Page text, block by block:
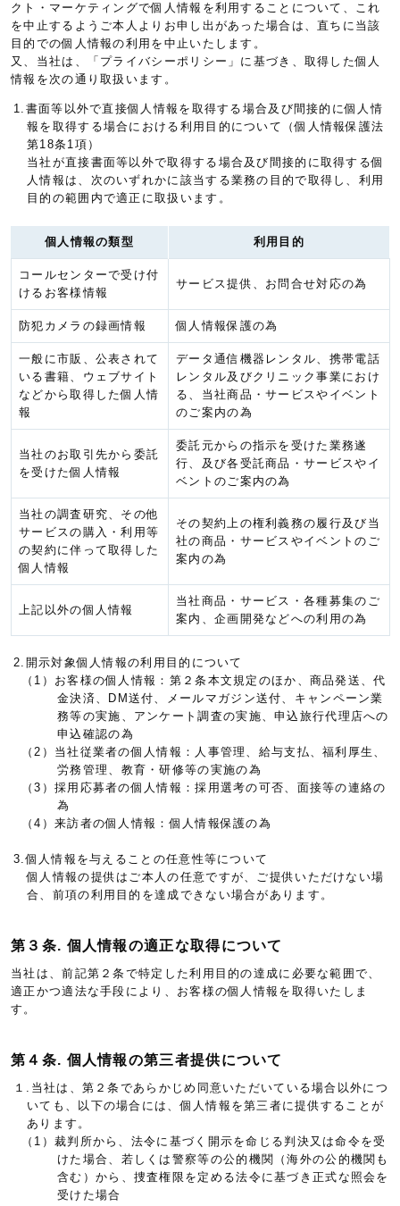
クト・マーケティングで個人情報を利用することについて、これ
を中止するようご本人よりお申し出があった場合は、直ちに当該
目的での個人情報の利用を中止いたします。
又、当社は、「プライバシーポリシー」に基づき、取得した個人
情報を次の通り取扱います。
1.書面等以外で直接個人情報を取得する場合及び間接的に個人情
報を取得する場合における利用目的について（個人情報保護法
第18条1項）
当社が直接書面等以外で取得する場合及び間接的に取得する個
人情報は、次のいずれかに該当する業務の目的で取得し、利用
目的の範囲内で適正に取扱います。
個人情報の類型 利用目的
コールセンターで受け付
けるお客様情報
サービス提供、お問合せ対応の為
防犯カメラの録画情報 個人情報保護の為
一般に市販、公表されて
いる書籍、ウェブサイト
などから取得した個人情
報
データ通信機器レンタル、携帯電話
レンタル及びクリニック事業におけ
る、当社商品・サービスやイベント
のご案内の為
当社のお取引先から委託
を受けた個人情報
委託元からの指示を受けた業務遂
行、及び各受託商品・サービスやイ
ベントのご案内の為
当社の調査研究、その他
サービスの購入・利用等
の契約に伴って取得した
個人情報
その契約上の権利義務の履行及び当
社の商品・サービスやイベントのご
案内の為
上記以外の個人情報
当社商品・サービス・各種募集のご
案内、企画開発などへの利用の為
2.開示対象個人情報の利用目的について
（1）お客様の個人情報：第２条本文規定のほか、商品発送、代
金決済、DM送付、メールマガジン送付、キャンペーン業
務等の実施、アンケート調査の実施、申込旅行代理店への
申込確認の為
（2）当社従業者の個人情報：人事管理、給与支払、福利厚生、
労務管理、教育・研修等の実施の為
（3）採用応募者の個人情報：採用選考の可否、面接等の連絡の
為
（4）来訪者の個人情報：個人情報保護の為
3.個人情報を与えることの任意性等について
個人情報の提供はご本人の任意ですが、ご提供いただけない場
合、前項の利用目的を達成できない場合があります。
第３条. 個人情報の適正な取得について
当社は、前記第２条で特定した利用目的の達成に必要な範囲で、
適正かつ適法な手段により、お客様の個人情報を取得いたしま
す。
第４条. 個人情報の第三者提供について
１.当社は、第２条であらかじめ同意いただいている場合以外につ
いても、以下の場合には、個人情報を第三者に提供することが
あります。
（1）裁判所から、法令に基づく開示を命じる判決又は命令を受
けた場合、若しくは警察等の公的機関（海外の公的機関も
含む）から、捜査権限を定める法令に基づき正式な照会を
受けた場合